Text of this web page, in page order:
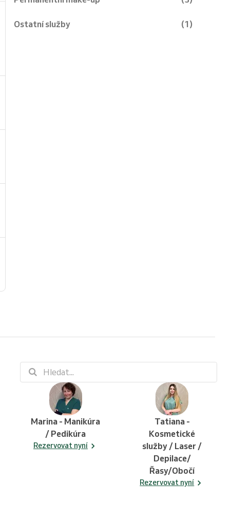
Ostatní služby (1)
Marina - Manikúra
/ Pedikúra
Rezervovat nyní
Tatiana -
Kosmetické
služby / Laser /
Depilace/
Řasy/Obočí
Rezervovat nyní